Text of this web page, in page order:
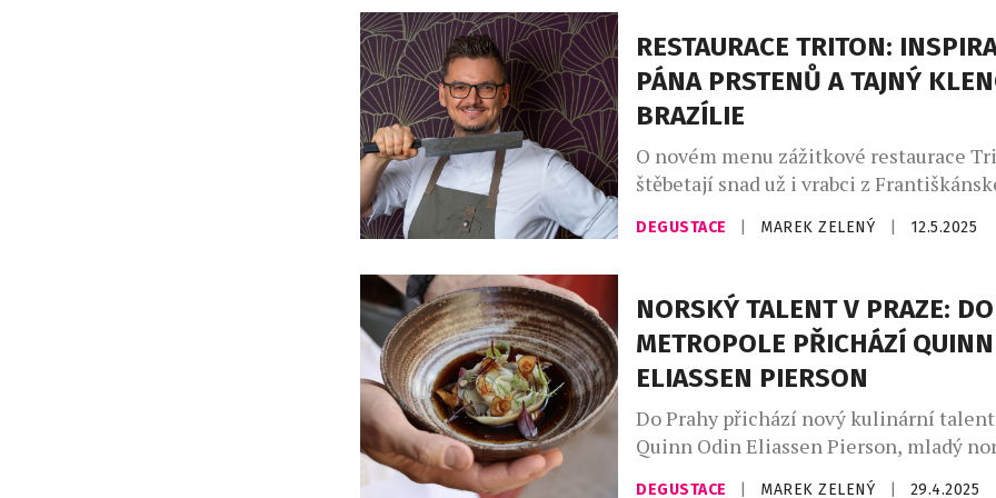
„Spolupráce s Ondřejem byla přirozená.
na původu surovin, a především na
proměnit v něco zábavného,
RESTAURACE TRITON:
PÁNA PRSTENŮ A TAJNÝ
BRAZÍLIE
O novém menu zážitkové restaurace
štěbetají snad už i vrabci z Františkánské
Dokonale vyladěné pokrmy z dílny
šéfkuchaře Tomáše Kohúta překvapují
také použitím mnoha neznámých či
surovin. Proto nás zajímalo, co ho při
inspirovalo a jak složité bylo přetavit […]
DEGUSTACE MAREK ZELENÝ 12.5.2025
NORSKÝ TALENT V PRAZE: DO
METROPOLE PŘICHÁZÍ QUINN
ELIASSEN PIERSON
Do Prahy přichází nový kulinární talent
Quinn Odin Eliassen Pierson, mladý
se zkušenostmi z fine dining restaurací
DEGUSTACE MAREK ZELENÝ 29.4.2025